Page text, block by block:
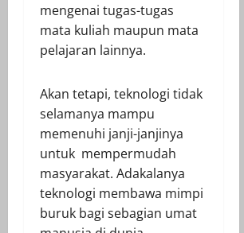
mengenai tugas-tugas
mata kuliah maupun mata
pelajaran lainnya.
Akan tetapi, teknologi tidak
selamanya mampu
memenuhi janji-janjinya
untuk mempermudah
masyarakat. Adakalanya
teknologi membawa mimpi
buruk bagi sebagian umat